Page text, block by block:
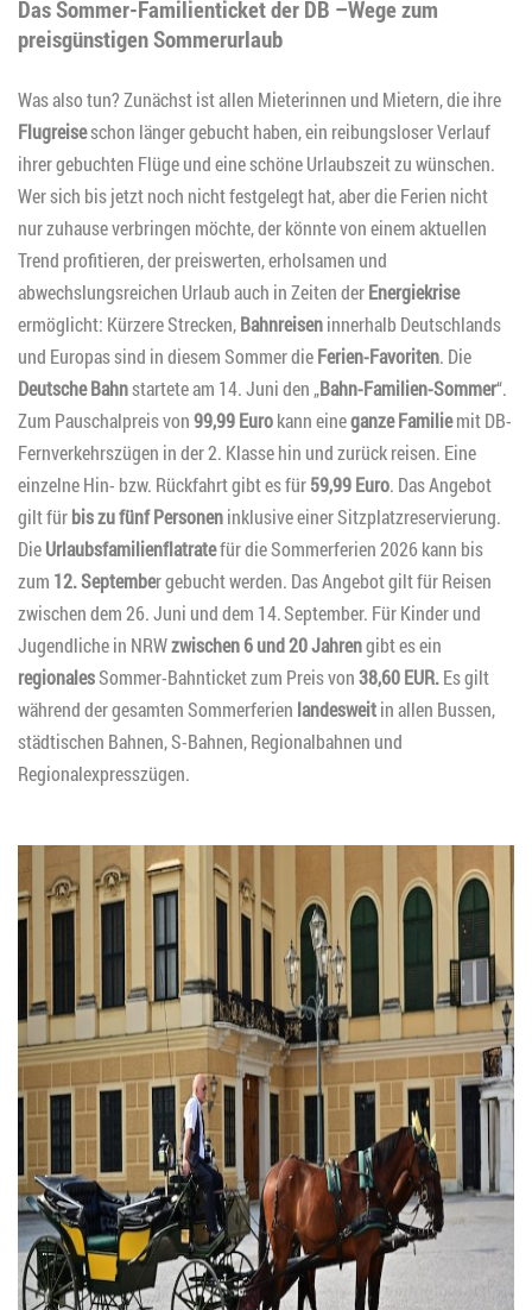
Das Sommer-Familienticket der DB –Wege zum
preisgünstigen Sommerurlaub
Was also tun? Zunächst ist allen Mieterinnen und Mietern, die ihre
Flugreiseschon länger gebucht haben, ein reibungsloser Verlauf
ihrer gebuchten Flüge und eine schöne Urlaubszeit zu wünschen.
Wer sich bis jetzt noch nicht festgelegt hat, aber die Ferien nicht
nur zuhause verbringen möchte, der könnte von einem aktuellen
Trend profitieren, der preiswerten, erholsamen und
abwechslungsreichen Urlaub auch in Zeiten derEnergiekrise
ermöglicht: Kürzere Strecken,Bahnreiseninnerhalb Deutschlands
und Europas sind in diesem Sommer dieFerien-Favoriten. Die
Deutsche Bahnstartete am 14. Juni den „Bahn-Familien-Sommer“.
Zum Pauschalpreis von99,99 Eurokann eineganze Familiemit DB-
Fernverkehrszügen in der 2. Klasse hin und zurück reisen. Eine
einzelne Hin- bzw. Rückfahrt gibt es für59,99 Euro. Das Angebot
gilt fürbis zu fünf Personeninklusive einer Sitzplatzreservierung.
DieUrlaubsfamilienflatratefür die Sommerferien 2026 kann bis
zum 12. September gebucht werden. Das Angebot gilt für Reisen
zwischen dem 26. Juni und dem 14. September. Für Kinder und
Jugendliche in NRWzwischen 6 und 20 Jahrengibt es ein
regionalesSommer-Bahnticket zum Preis von38,60 EUR.Es gilt
während der gesamten Sommerferien landesweitin allen Bussen,
städtischen Bahnen, S-Bahnen, Regionalbahnen und
Regionalexpresszügen.